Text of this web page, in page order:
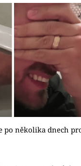
po několika dnech